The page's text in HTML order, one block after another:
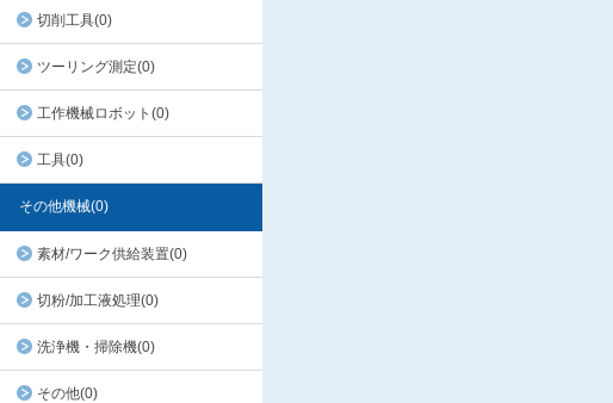
切削工具(0)
ツーリング測定(0)
工作機械ロボット(0)
工具(0)
その他機械(0)
素材/ワーク供給装置(0)
切粉/加工液処理(0)
洗浄機・掃除機(0)
その他(0)